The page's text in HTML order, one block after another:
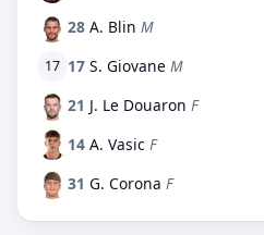
28 A. Blin M
17 17 S. Giovane M
21 J. Le Douaron F
14 A. Vasic F
31 G. Corona F